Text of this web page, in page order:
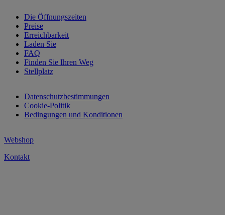
Die Öffnungszeiten
Preise
Erreichbarkeit
Laden Sie
FAQ
Finden Sie Ihren Weg
Stellplatz
Datenschutzbestimmungen
Cookie-Politik
Bedingungen und Konditionen
Webshop
Kontakt